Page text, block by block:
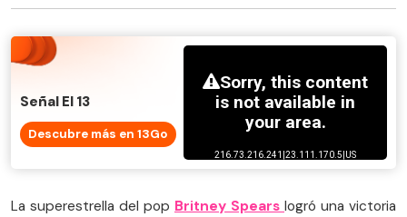
Señal El 13
Descubre más en 13Go
La superestrella del pop Britney Spears logró una victoria